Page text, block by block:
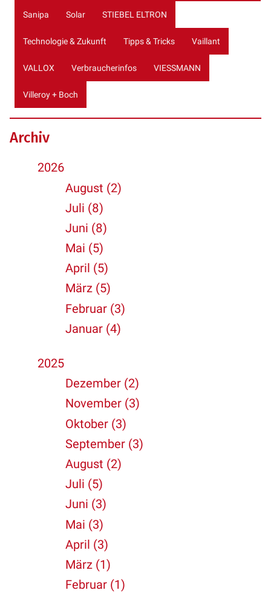
Sanipa Solar STIEBEL ELTRON
Technologie & Zukunft Tipps & Tricks Vaillant
VALLOX Verbraucherinfos VIESSMANN
Villeroy + Boch
Archiv
2026
August (2)
Juli (8)
Juni (8)
Mai (5)
April (5)
März (5)
Februar (3)
Januar (4)
2025
Dezember (2)
November (3)
Oktober (3)
September (3)
August (2)
Juli (5)
Juni (3)
Mai (3)
April (3)
März (1)
Februar (1)